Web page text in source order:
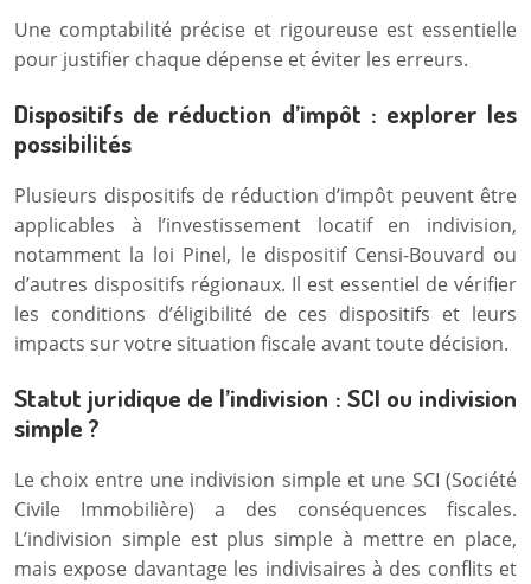
Une comptabilité précise et rigoureuse est essentielle
pour justifier chaque dépense et éviter les erreurs.
Dispositifs de réduction d’impôt : explorer les
possibilités
Plusieurs dispositifs de réduction d’impôt peuvent être
applicables à l’investissement locatif en indivision,
notamment la loi Pinel, le dispositif Censi-Bouvard ou
d’autres dispositifs régionaux. Il est essentiel de vérifier
les conditions d’éligibilité de ces dispositifs et leurs
impacts sur votre situation fiscale avant toute décision.
Statut juridique de l’indivision : SCI ou indivision
simple ?
Le choix entre une indivision simple et une SCI (Société
Civile Immobilière) a des conséquences fiscales.
L’indivision simple est plus simple à mettre en place,
mais expose davantage les indivisaires à des conflits et